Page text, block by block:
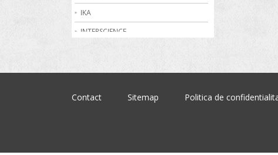
Centrifuge de laborator
Conductometre
IKA
INTERSCIENCE
Contact Sitemap Politica de